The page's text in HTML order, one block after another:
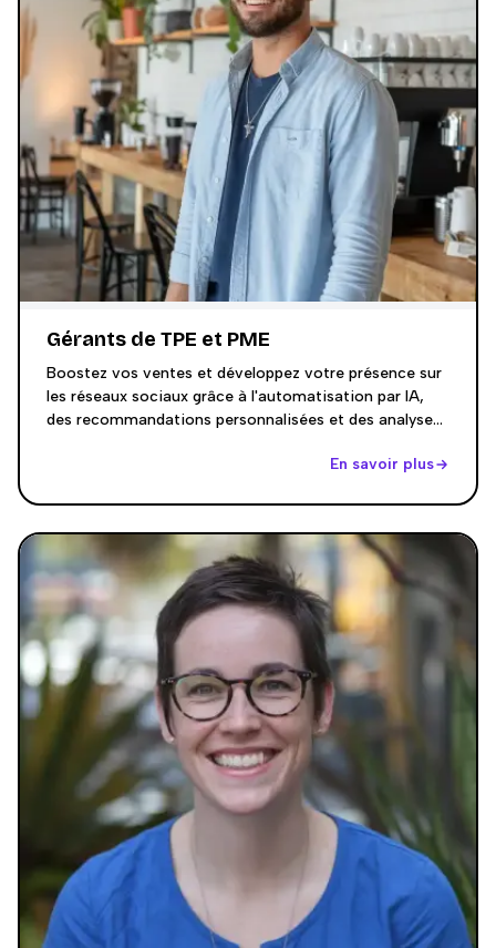
Gérants de TPE et PME
Boostez vos ventes et développez votre présence sur
les réseaux sociaux grâce à l'automatisation par IA,
des recommandations personnalisées et des analyses
En savoir plus